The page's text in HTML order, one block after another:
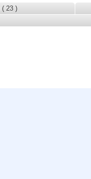
( 23 )